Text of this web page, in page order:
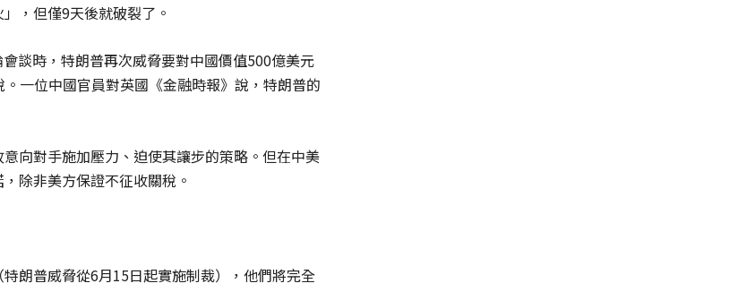
，但僅9天後就破裂了。
談時，特朗普再次威脅要對中國價值500億美元
一位中國官員對英國《金融時報》說，特朗普的
向對手施加壓力、迫使其讓步的策略。但在中美
除非美方保證不征收關稅。
朗普威脅從6月15日起實施制裁），他們將完全